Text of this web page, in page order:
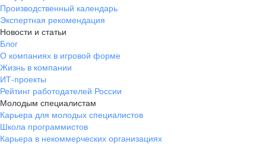
Производственный календарь
Экспертная рекомендация
Новости и статьи
Блог
О компаниях в игровой форме
Жизнь в компании
ИТ-проекты
Рейтинг работодателей России
Молодым специалистам
Карьера для молодых специалистов
Школа программистов
Карьера в некоммерческих организациях